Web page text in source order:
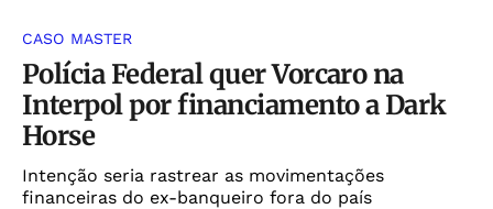
CASO MASTER
Polícia Federal quer Vorcaro na
Interpol por financiamento a Dark
Horse
Intenção seria rastrear as movimentações
financeiras do ex-banqueiro fora do país